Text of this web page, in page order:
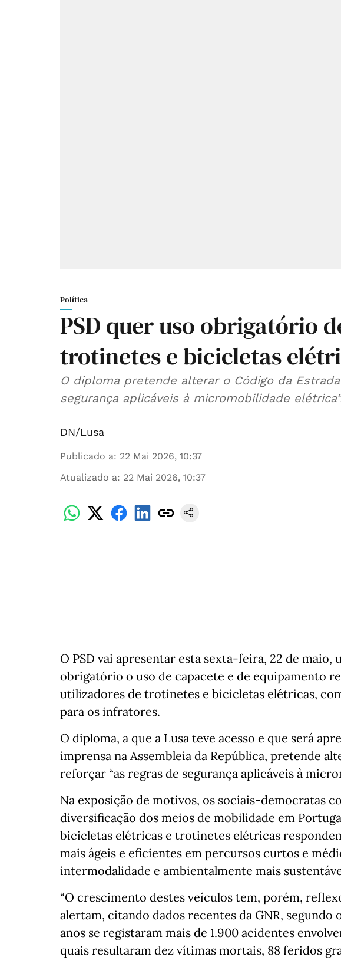
Política
PSD quer uso obrigatório
trotinetes e bicicletas
O diploma pretende alterar o Código da
segurança aplicáveis à micromobilidade
DN/Lusa
Publicado a: 22 Mai 2026, 10:37
Atualizado a: 22 Mai 2026, 10:37
O PSD vai apresentar esta sexta-feira, 22 de
obrigatório o uso de capacete e de equipamento
utilizadores de trotinetes e bicicletas elétricas,
para os infratores.
O diploma, a que a Lusa teve acesso e que será
imprensa na Assembleia da República, pretende
reforçar “as regras de segurança aplicáveis à
Na exposição de motivos, os sociais-democratas
diversificação dos meios de mobilidade em
bicicletas elétricas e trotinetes elétricas
mais ágeis e eficientes em percursos curtos e
intermodalidade e ambientalmente mais
“O crescimento destes veículos tem, porém,
alertam, citando dados recentes da GNR, segundo
anos se registaram mais de 1.900 acidentes
quais resultaram dez vítimas mortais, 88 feridos